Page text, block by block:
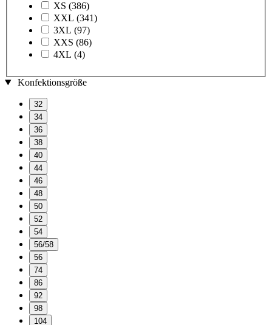
XS (386)
XXL (341)
3XL (97)
XXS (86)
4XL (4)
Konfektionsgröße
32
34
36
38
40
44
46
48
50
52
54
56/58
56
74
86
92
98
104